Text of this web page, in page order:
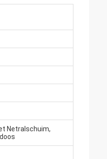
Netralschuim,